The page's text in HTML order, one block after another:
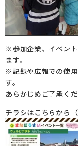
※参加企業、イベン
ます。
※記録や広報での使
す。
あらかじめご了承くだ
チラシはこちらから